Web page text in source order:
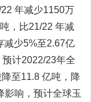
年减少1150万
，比21/22 年减
减少5%至2.67亿
计2022/23年全
至11.8 亿吨，降
影响，预计全球玉